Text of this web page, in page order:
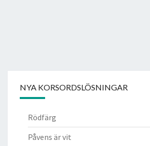
NYA KORSORDSLÖSNINGAR
Rödfärg
Påvens är vit